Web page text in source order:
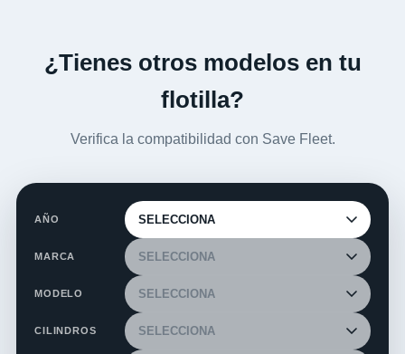
¿Tienes otros modelos en tu
flotilla?
Verifica la compatibilidad con Save Fleet.
AÑO
MARCA
MODELO
CILINDROS